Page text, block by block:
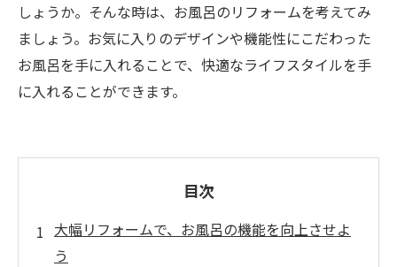
しょうか。そんな時は、お風呂のリフォームを考えてみ
ましょう。お気に入りのデザインや機能性にこだわった
お風呂を手に入れることで、快適なライフスタイルを手
に入れることができます。
目次
大幅リフォームで、お風呂の機能を向上させよ
う